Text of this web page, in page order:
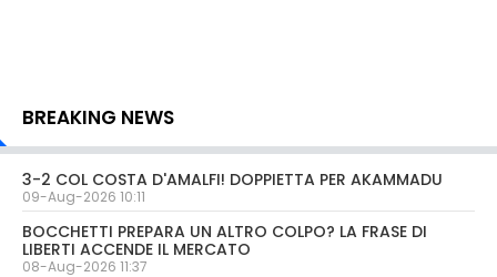
BREAKING NEWS
3-2 COL COSTA D'AMALFI! DOPPIETTA PER AKAMMADU
09-Aug-2026 10:11
BOCCHETTI PREPARA UN ALTRO COLPO? LA FRASE DI
LIBERTI ACCENDE IL MERCATO
08-Aug-2026 11:37